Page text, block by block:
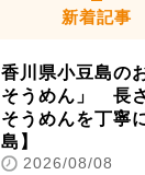
新着記事
香川県小豆島の
そうめん」 長
そうめんを丁寧
島】
2026/08/08